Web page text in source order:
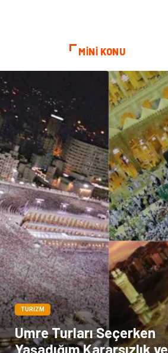
MİNİ KONU
TURIZM
Umre Turları Seçerken
Yaşadığım Kararsızlık ve